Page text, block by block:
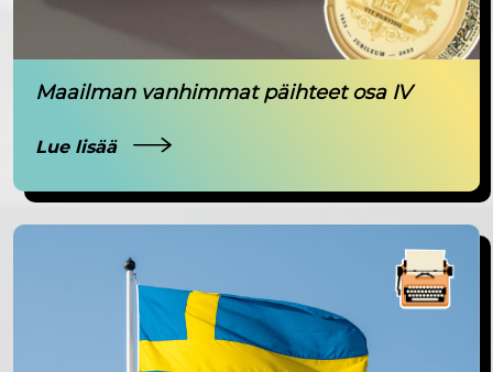
Maailman vanhimmat päihteet osa IV
Lue lisää